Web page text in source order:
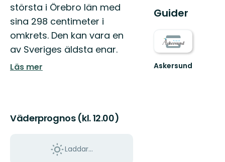
största i Örebro län med
sina 298 centimeter i
omkrets. Den kan vara en
av Sveriges äldsta enar.
Läs mer
Väderprognos (kl. 12.00)
Laddar...
Guider
Askersund